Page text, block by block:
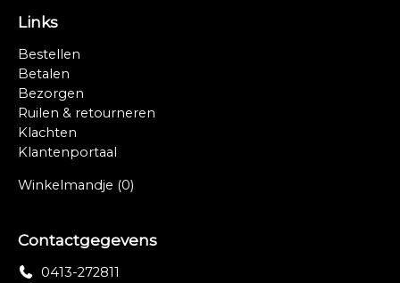
Links
Bestellen
Betalen
Bezorgen
Ruilen & retourneren
Klachten
Klantenportaal
Winkelmandje (0)
Contactgegevens
0413-272811